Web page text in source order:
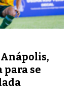
para se